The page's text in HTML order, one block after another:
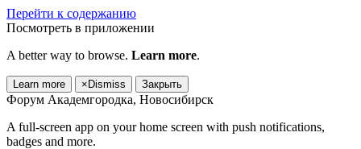
Перейти к содержанию
Посмотреть в приложении
A better way to browse. Learn more.
Learn more × Dismiss Закрыть
Форум Академгородка, Новосибирск
A full-screen app on your home screen with push notifications,
badges and more.